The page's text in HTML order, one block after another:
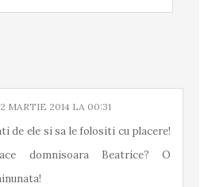
MARTIE 2014 LA 00:31
de ele si sa le folositi cu placere!
domnisoara Beatrice? O